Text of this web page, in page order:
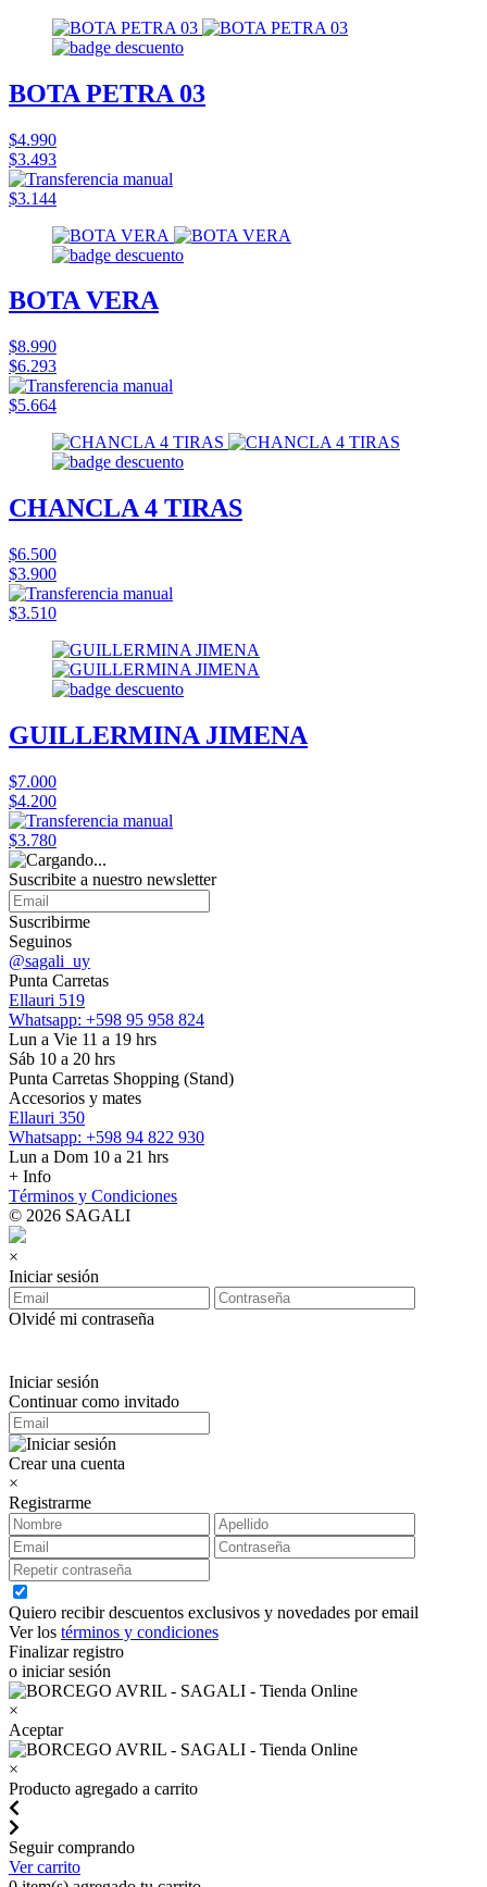
BOTA PETRA 03
$4.990
$3.493
$3.144
BOTA VERA
$8.990
$6.293
$5.664
CHANCLA 4 TIRAS
$6.500
$3.900
$3.510
GUILLERMINA JIMENA
$7.000
$4.200
$3.780
Suscribite a nuestro newsletter
Suscribirme
Seguinos
@sagali_uy
Punta Carretas
Ellauri 519
Whatsapp: +598 95 958 824
Lun a Vie 11 a 19 hrs
Sáb 10 a 20 hrs
Punta Carretas Shopping (Stand)
Accesorios y mates
Ellauri 350
Whatsapp: +598 94 822 930
Lun a Dom 10 a 21 hrs
+ Info
Términos y Condiciones
© 2026 SAGALI
×
Iniciar sesión
Olvidé mi contraseña
Iniciar sesión
Continuar como invitado
Crear una cuenta
×
Registrarme
Quiero recibir descuentos exclusivos y novedades por email
Ver los términos y condiciones
Finalizar registro
o iniciar sesión
×
Aceptar
×
Producto agregado a carrito
Seguir comprando
Ver carrito